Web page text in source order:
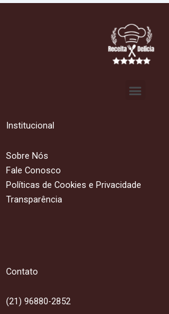
Menu
Institucional
Sobre Nós
Fale Conosco
Políticas de Cookies e Privacidade
Transparência
Contato
(21) 96880-2852